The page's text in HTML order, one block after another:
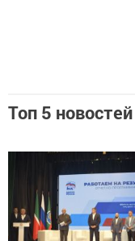
Топ 5 новостей